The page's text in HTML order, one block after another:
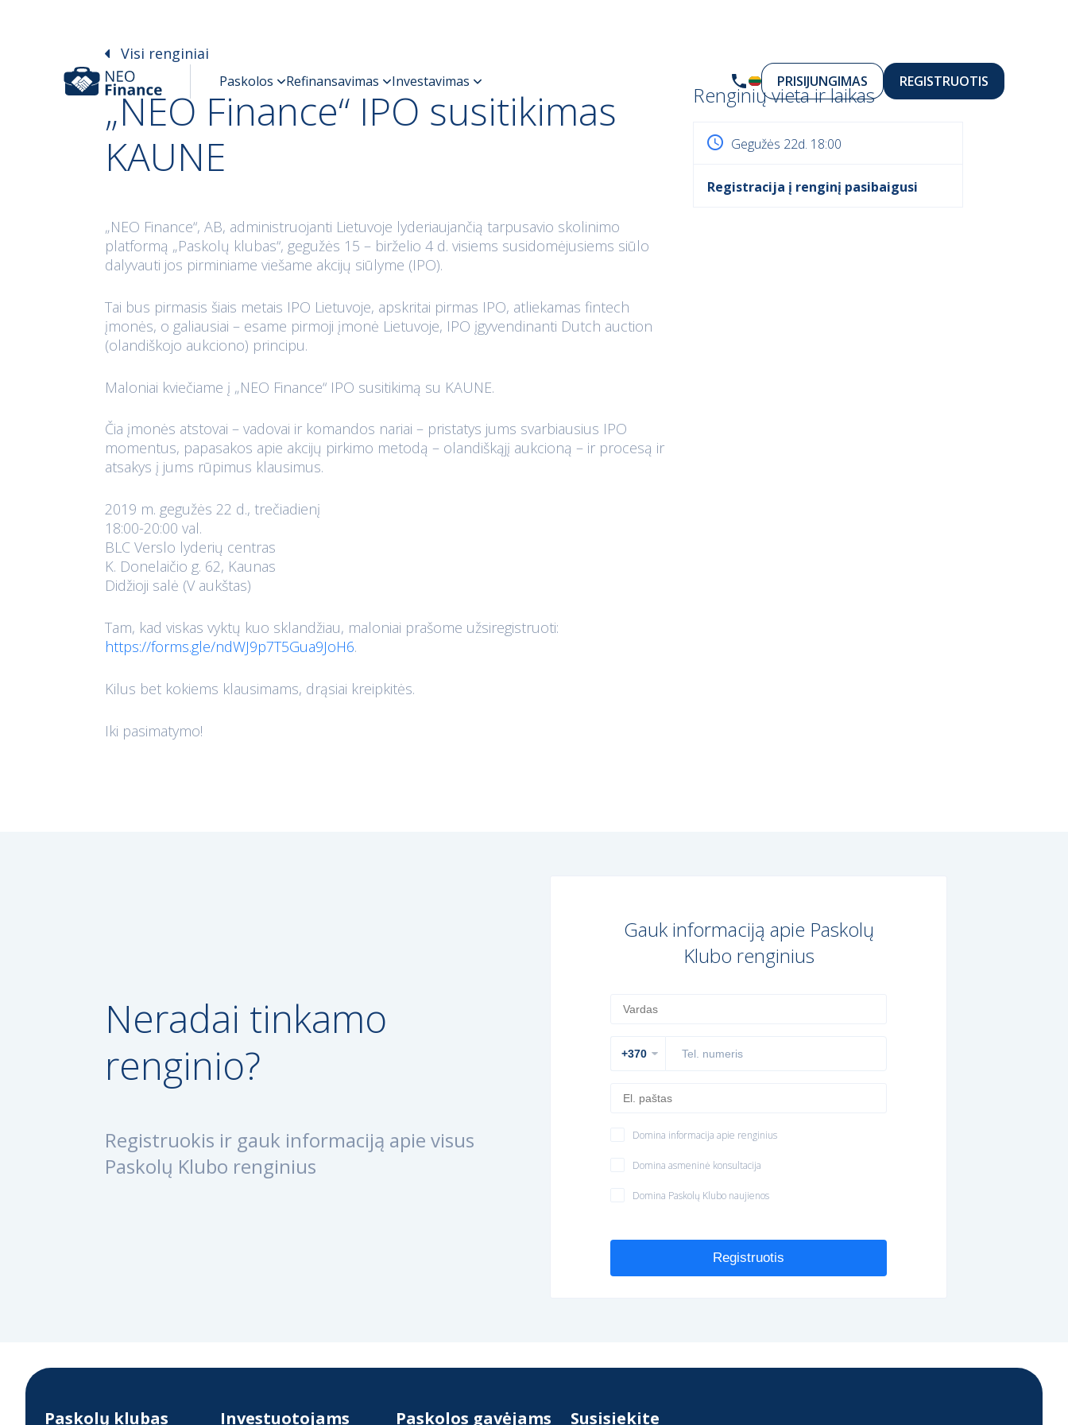
PRISIJUNGIMAS REGISTRUOTIS
Visi renginiai
„NEO Finance“ IPO susitikimas
KAUNE
„NEO Finance“, AB, administruojanti Lietuvoje lyderiaujančią tarpusavio skolinimo
platformą „Paskolų klubas“, gegužės 15 – birželio 4 d. visiems susidomėjusiems siūlo
dalyvauti jos pirminiame viešame akcijų siūlyme (IPO).
Tai bus pirmasis šiais metais IPO Lietuvoje, apskritai pirmas IPO, atliekamas fintech
įmonės, o galiausiai – esame pirmoji įmonė Lietuvoje, IPO įgyvendinanti Dutch auction
(olandiškojo aukciono) principu.
Maloniai kviečiame į „NEO Finance“ IPO susitikimą su KAUNE.
Čia įmonės atstovai – vadovai ir komandos nariai – pristatys jums svarbiausius IPO
momentus, papasakos apie akcijų pirkimo metodą – olandiškąjį aukcioną – ir procesą ir
atsakys į jums rūpimus klausimus.
2019 m. gegužės 22 d., trečiadienį
18:00-20:00 val.
BLC Verslo lyderių centras
K. Donelaičio g. 62, Kaunas
Didžioji salė (V aukštas)
Tam, kad viskas vyktų kuo sklandžiau, maloniai prašome užsiregistruoti:
https://forms.gle/ndWJ9p7T5Gua9JoH6.
Kilus bet kokiems klausimams, drąsiai kreipkitės.
Iki pasimatymo!
Renginių vieta ir laikas
Gegužės 22d. 18:00
Registracija į renginį pasibaigusi
Neradai tinkamo
renginio?
Registruokis ir gauk informaciją apie visus
Paskolų Klubo renginius
Gauk informaciją apie Paskolų
Klubo renginius
Domina informacija apie renginius
Domina asmeninė konsultacija
Domina Paskolų Klubo naujienos
Registruotis
Paskolų klubas Investuotojams Paskolos gavėjams Susisiekite